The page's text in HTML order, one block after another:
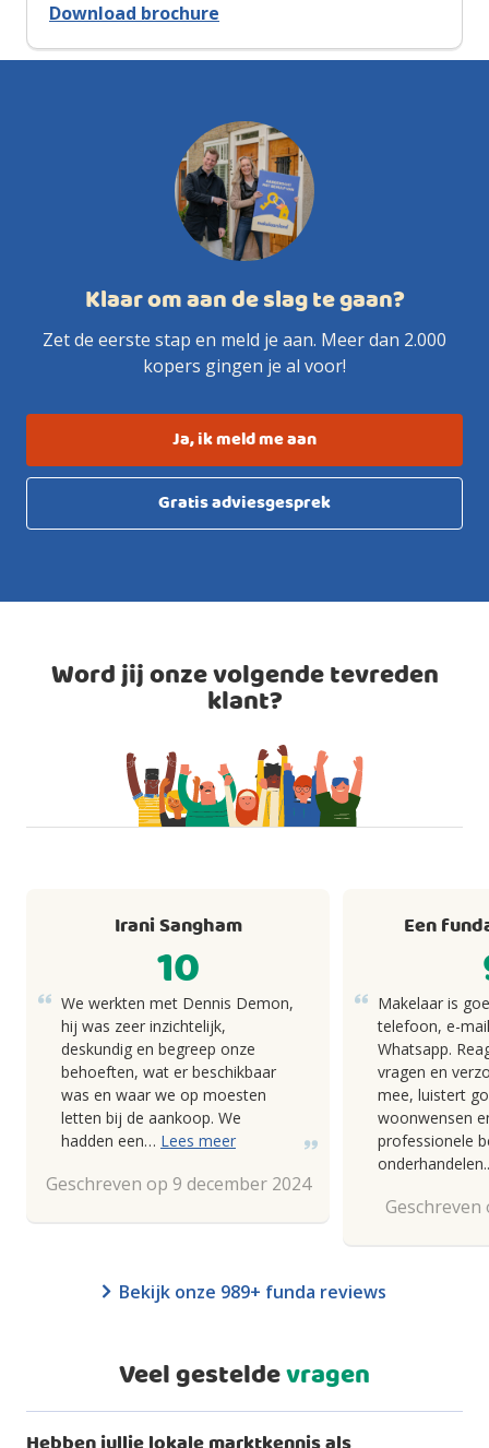
Download brochure
Klaar om aan de slag te gaan?
Zet de eerste stap en meld je aan. Meer dan 2.000
kopers gingen je al voor!
Ja, ik meld me aan
Gratis adviesgesprek
Word jij onze volgende tevreden
klant?
Irani Sangham
10
We werkten met Dennis Demon,
hij was zeer inzichtelijk,
deskundig en begreep onze
behoeften, wat er beschikbaar
was en waar we op moesten
letten bij de aankoop. We
hadden een… Lees meer
Geschreven op 9 december 2024
Een
Makelaar is
telefoon, e-
Whatsapp.
vragen en
mee, luistert
woonwensen
professionele
Geschreven
Bekijk onze 989+ funda reviews
Veel gesteldevragen